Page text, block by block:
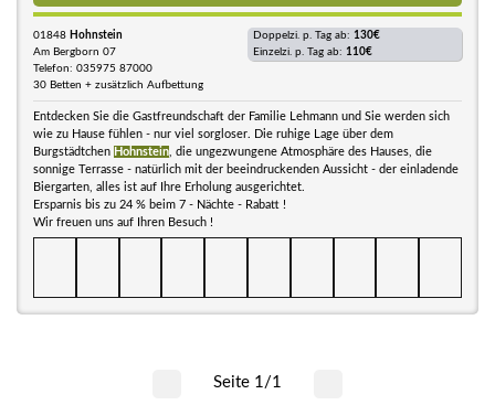
01848 Hohnstein
Am Bergborn 07
Telefon: 035975 87000
30 Betten + zusätzlich Aufbettung
Doppelzi. p. Tag ab: 130€
Einzelzi. p. Tag ab: 110€
Entdecken Sie die Gastfreundschaft der Familie Lehmann und Sie werden sich
wie zu Hause fühlen - nur viel sorgloser. Die ruhige Lage über dem
Burgstädtchen Hohnstein , die ungezwungene Atmosphäre des Hauses, die
sonnige Terrasse - natürlich mit der beeindruckenden Aussicht - der einladende
Biergarten, alles ist auf Ihre Erholung ausgerichtet.
Ersparnis bis zu 24 % beim 7 - Nächte - Rabatt !
Wir freuen uns auf Ihren Besuch !
Seite 1/1